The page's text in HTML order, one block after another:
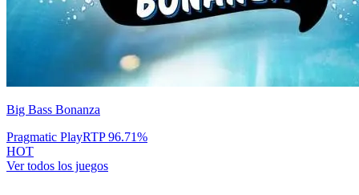
Big Bass Bonanza
Pragmatic PlayRTP96.71%
HOT
Ver todos los juegos